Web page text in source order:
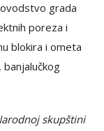
grada
poreza i
blokira i ometa
banjalučkog
skupštini